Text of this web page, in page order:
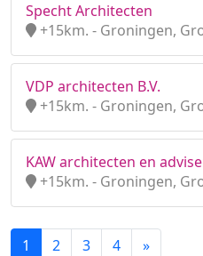
Specht Architecten
+15km. - Groningen,
VDP architecten B.V.
+15km. - Groningen,
KAW architecten en
+15km. - Groningen,
1 2 3 4 »